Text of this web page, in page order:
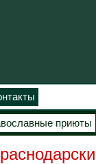
приюты